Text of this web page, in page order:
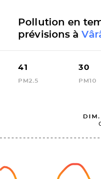
Pollution en
prévisions à
41
PM2.5
30
PM10